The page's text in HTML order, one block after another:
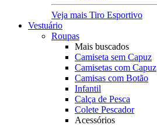
Veja mais Tiro Esportivo
Vestuário
Roupas
Mais buscados
Camiseta sem Capuz
Camisetas com Capuz
Camisas com Botão
Infantil
Calça de Pesca
Colete Pescador
Acessórios